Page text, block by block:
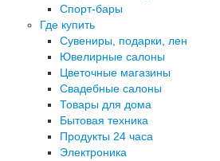
Спорт-бары
Где купить
Сувениры, подарки, лен
Ювелирные салоны
Цветочные магазины
Свадебные салоны
Товары для дома
Бытовая техника
Продукты 24 часа
Электроника